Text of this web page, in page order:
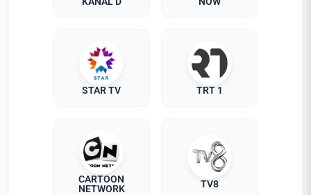
STAR TV TRT 1
CARTOON
NETWORK
TV8